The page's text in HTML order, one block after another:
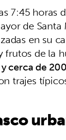
7:45 horas
de
en su
de la
cerca de
trajes